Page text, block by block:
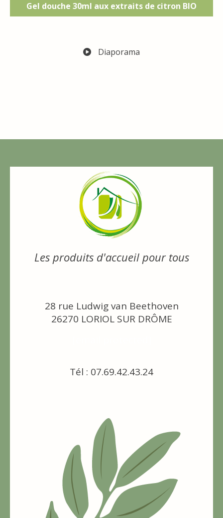
Gel douche 30ml aux extraits de citron BIO
Diaporama
Les produits d'accueil pour tous
28 rue Ludwig van Beethoven
26270 LORIOL SUR DRÔME
Tél : 07.69.42.43.24